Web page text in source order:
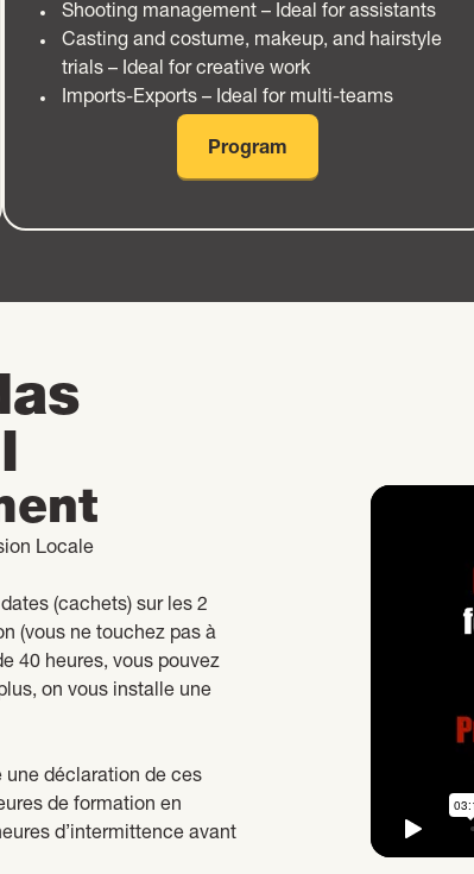
Shooting management – Ideal for assistants
Casting and costume, makeup, and hairstyle
trials – Ideal for creative work
Imports-Exports – Ideal for multi-teams
Program
Locale
(cachets) sur les 2
(vous ne touchez pas à
40 heures, vous pouvez
on vous installe une
une déclaration de ces
de formation en
d’intermittence avant